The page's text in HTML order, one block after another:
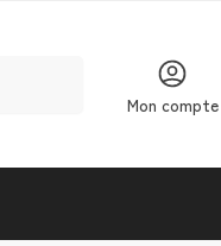
Mon compte